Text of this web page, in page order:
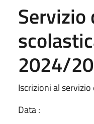
Servizio
2024/
Iscrizioni al
Data :